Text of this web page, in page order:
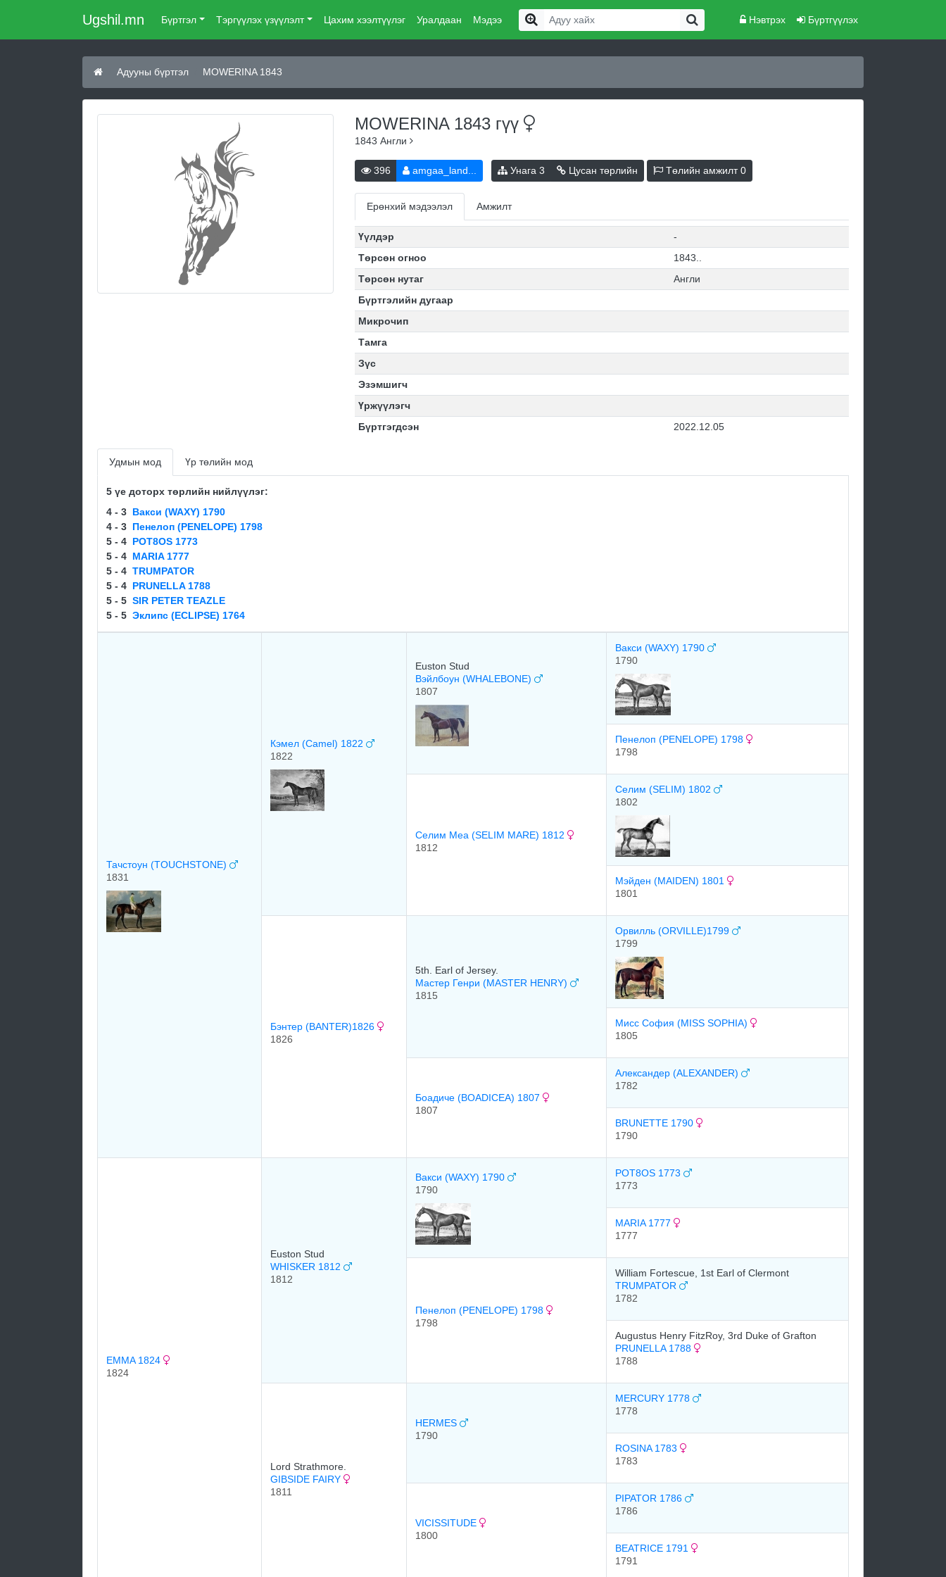
Ugshil.mn Бүртгэл Тэргүүлэх үзүүлэлт Цахим хээлтүүлэг Уралдаан Мэдээ Нэвтрэх Бүртгүүлэх
Адууны бүртгэл MOWERINA 1843
MOWERINA 1843 гүү
1843 Англи
396 amgaa_land... Унага 3 Цусан төрлийн Төлийн амжилт0
Ерөнхий мэдээлэл Амжилт
Үүлдэр
-
Төрсөн огноо
1843..
Төрсөн нутаг
Англи
Бүртгэлийн дугаар
Микрочип
Тамга
Зүс
Эзэмшигч
Үржүүлэгч
Бүртгэгдсэн
2022.12.05
Удмын мод Үр төлийн мод
5 үе доторх төрлийн нийлүүлэг:
4 - 3 Вакси (WAXY) 1790
4 - 3 Пенелоп (PENELOPE) 1798
5 - 4 POT8OS 1773
5 - 4 MARIA 1777
5 - 4 TRUMPATOR
5 - 4 PRUNELLA 1788
5 - 5 SIR PETER TEAZLE
5 - 5 Эклипс (ECLIPSE) 1764
Тачстоун (TOUCHSTONE)
1831
Кэмел (Camel) 1822
1822
Euston Stud
Вэйлбоун (WHALEBONE)
1807
Вакси (WAXY) 1790
1790
Пенелоп (PENELOPE) 1798
1798
Селим Меа (SELIM MARE) 1812
1812
Селим (SELIM) 1802
1802
Мэйден (MAIDEN) 1801
1801
Бэнтер (BANTER)1826
1826
5th. Earl of Jersey.
Мастер Генри (MASTER HENRY)
1815
Орвилль (ORVILLE)1799
1799
Мисс София (MISS SOPHIA)
1805
Боадиче (BOADICEA) 1807
1807
Александер (ALEXANDER)
1782
BRUNETTE 1790
1790
EMMA 1824
1824
Euston Stud
WHISKER 1812
1812
Вакси (WAXY) 1790
1790
POT8OS 1773
1773
MARIA 1777
1777
Пенелоп (PENELOPE) 1798
1798
William Fortescue, 1st Earl of Clermont
TRUMPATOR
1782
Augustus Henry FitzRoy, 3rd Duke of Grafton
PRUNELLA 1788
1788
Lord Strathmore.
GIBSIDE FAIRY
1811
HERMES
1790
MERCURY 1778
1778
ROSINA 1783
1783
VICISSITUDE
1800
PIPATOR 1786
1786
BEATRICE 1791
1791